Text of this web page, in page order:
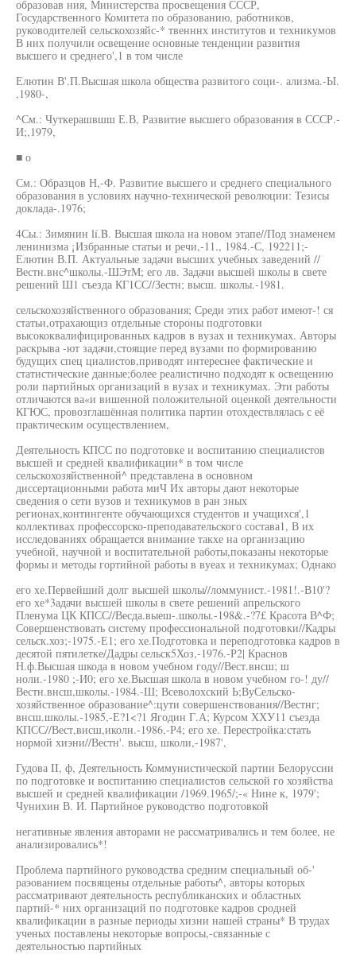
образовав ния, Министерства просвещения СССР,
Государственного Комитета по образованию, работников,
руководителей сельскохозяйс-* твенннх институтов и техникумов
В них получили освещение основные тенденции развития
высшего и среднего',1 в том числе
Елютин В'.П.Высшая школа общества развитого соци-. ализма.-Ы.
,1980-,
^См.: Чуткерашвшш Е.В, Развитие высшего образования в СССР.-
И;,1979,
■ о
См.: Образцов Н,-Ф. Развитие высшего и среднего специального
образования в условиях научно-технической революции: Тезисы
доклада-.1976;
4Сы.: Зимянин lí.B. Высшая школа на новом этапе//Под знаменем
ленинизма ¡Избранные статьи и речи,-11., 1984.-С, 192211;-
Елютин В.П. Актуальные задачи высших учебных заведений //
Вестн.внс^школы.-ШЭтМ; его лв. Задачи высшей школы в свете
решений Ш1 съезда КГ1СС//Зестн; высш. школы.-1981.
сельскохозяйственного образования; Среди этих работ имеют-! ся
статьи,отрахающиз отдельные стороны подготовки
высококвалифицированных кадров в вузах и техникумах. Авторы
раскрыва -ют задачи,стоящие перед вузами по формированию
будущих спец циалистов,приводят интереснее фактические и
статистические данные;более реалистично подходят к освещению
роли партийных организаций в вузах и техникумах. Эти работы
отличаются ва«и вишенной положительной оценкой деятельности
КГЮС, провозглашённая политика партии отохдествлялась с её
практическим осуществлением,
Деятельность КПСС по подготовке и воспитанию специалистов
высшей и средней квалификации* в том числе
сельскохозяйственной^ представлена в основном
диссертационными работа миЧ Их авторы дают некоторые
сведения о сети вузов и техникумов в ран зных
регионах,контингенте обучающихся студентов и учащихся',1
коллективах профессорско-преподавательского состава1, В их
исследованиях обращается внимание такхе на организацию
учебной, научной и воспитательной работы,показаны некоторые
формы и методы гортийной работы в вуеах и техникумах; Однако
его хе.Первейший долг высшей школы//ломмунист.-1981!.-В10'?
его хе*3адачи высшей школы в свете решений апрельского
Пленума ЦК КПСС//Весда.выеш-.школы.-198&.-?7£ Красота В^Ф;
Совершенствовать систему профессиональной подготовки//Кадры
сельск.хоз;-1975.-Е1; его хе.Подготовка и переподготовка кадров в
десятой пятилетке/Дадры сельск5Хоз,-1976.-Р2| Краснов
Н.ф.Высшая шкода в новом учебном году//Вест.внсш; ш
ноли.-1980 ;-И0; его хе.Высшая школа в новом учебном го-! ду//
Вестн.внсш,школы.-1984.-Ш; Всеволохский Ь;ВуСельско-
хозяйственное образование^:цути совершенствования//Вестнг;
внсш.школы.-1985,-Е?1<?1 Ягодин Г.А; Курсом ХХУ11 съезда
КПСС//Вест,висш,иколн.-1986,-Р4; его хе. Перестройка:стать
нормой хиэни//Вестн'. высш, школи,-1987',
Гудова II, ф, Деятельность Коммунистической партии Белоруссии
по подготовке и воспитанию специалистов сельской го хозяйства
высшей и средней квалификации /1969.1965/;-« Нине к, 1979';
Чунихин В. И. Партийное руководство подготовкой
негативные явления авторами не рассматривались и тем более, не
анализировались*!
Проблема партийного руководства средним специальный об-'
раэованием посвящены отдельные работы^, авторы которых
рассматривают деятельность республиканских и областных
партий-* них организаций по подготовке кадров сродней
квалификации в разные периоды хизни нашей страны* В трудах
ученых поставлены некоторые вопросы,-связанные с
деятельностью партийных